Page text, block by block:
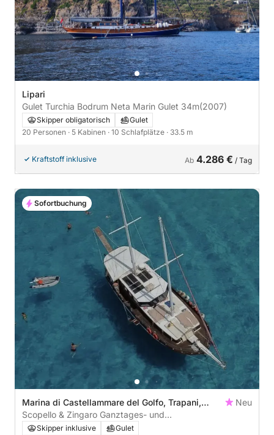
Lipari
Gulet Turchia Bodrum Neta Marin Gulet 34m(2007)
Skipper obligatorisch
Gulet
20 Personen · 5 Kabinen · 10 Schlafplätze · 33.5 m
Kraftstoff inklusive Ab 4.286 € / Tag
Marina di Castellammare del Golfo, Trapani,
Italien
Neu
Scopello & Zingaro Ganztages- und
Sonnenuntergangserlebnis
Skipper inklusive
Gulet
Sofortbuchung